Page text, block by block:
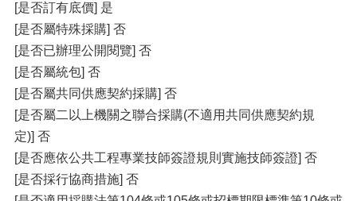
[是否訂有底價] 是
[是否屬特殊採購] 否
[是否已辦理公開閱覽] 否
[是否屬統包] 否
[是否屬共同供應契約採購] 否
[是否屬二以上機關之聯合採購(不適用共同供應契約規
定)] 否
[是否應依公共工程專業技師簽證規則實施技師簽證] 否
[是否採行協商措施] 否